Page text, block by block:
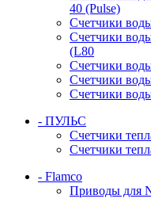
40 (Pulse)
Счетчики
Счетчики
(L80
Счетчики
Счетчики
Счетчики
- ПУЛЬС
Счетчики
Счетчики
- Flamco
Приводы для